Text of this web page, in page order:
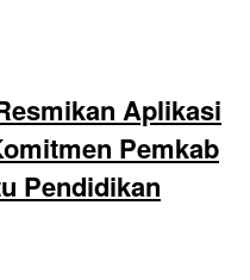
Aplikasi
Pemkab
Pendidikan